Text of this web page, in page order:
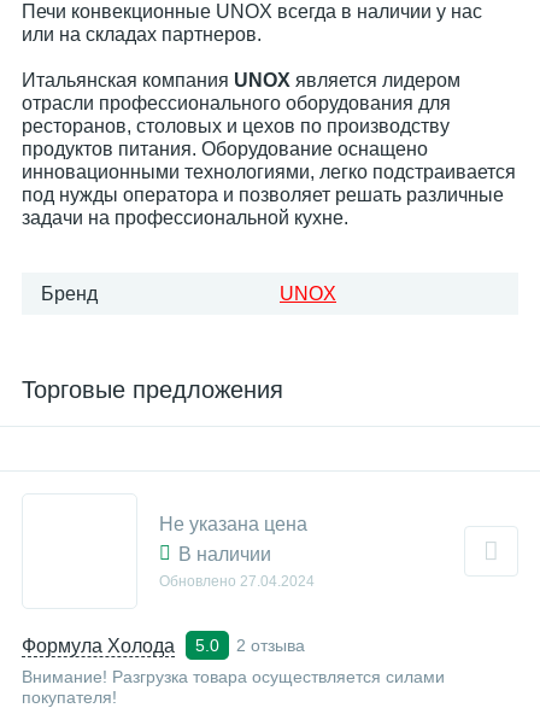
Печи конвекционные UNOX всегда в наличии у нас
или на складах партнеров.
Итальянская компания UNOX является лидером
отрасли профессионального оборудования для
ресторанов, столовых и цехов по производству
продуктов питания. Оборудование оснащено
инновационными технологиями, легко подстраивается
под нужды оператора и позволяет решать различные
задачи на профессиональной кухне.
Бренд UNOX
Торговые предложения
Формула Холода 5.0
2 отзыва
Внимание! Разгрузка товара осуществляется силами
покупателя!
Не указана цена
В наличии
Обновлено 27.04.2024